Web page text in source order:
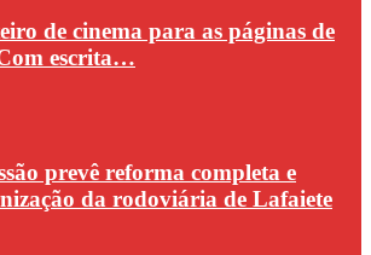
de cinema para as páginas de
escrita…
prevê reforma completa e
da rodoviária de Lafaiete